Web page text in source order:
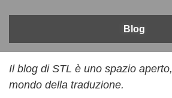
Blog
Il blog di STL è uno spazio
mondo della traduzione.